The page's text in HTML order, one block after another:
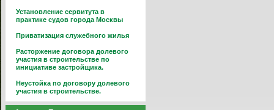
Установление сервитута в
практике судов города Москвы
Приватизация служебного жилья
Расторжение договора долевого
участия в строительстве по
инициативе застройщика.
Неустойка по договору долевого
участия в строительстве.